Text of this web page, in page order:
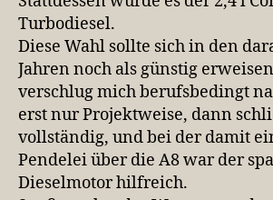
Turbodiesel.
Diese Wahl sollte sich in den
Jahren noch als günstig
verschlug mich berufsbedingt
erst nur Projektweise, dann
vollständig, und bei der damit
Pendelei über die A8 war der
Dieselmotor hilfreich.